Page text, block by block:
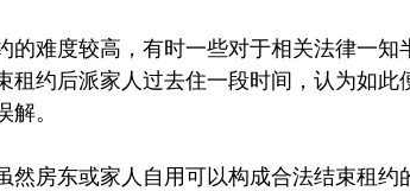
的难度较高，有时一些对于相关法律一知
租约后派家人过去住一段时间，认为如
。
然房东或家人自用可以构成合法结束租约